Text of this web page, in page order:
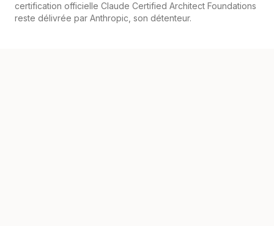
certification officielle Claude Certified Architect Foundations
reste délivrée par Anthropic, son détenteur.